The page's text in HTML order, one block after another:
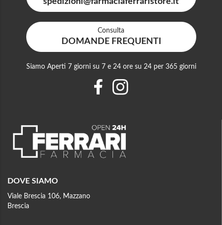
DOVE SIAMO
Viale Brescia 106, Mazzano
Brescia
Consulta
DOMANDE FREQUENTI
Siamo Aperti 7 giorni su 7 e 24 ore su 24 per 365 giorni